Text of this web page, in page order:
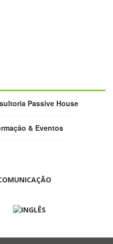
Passive House
& Eventos